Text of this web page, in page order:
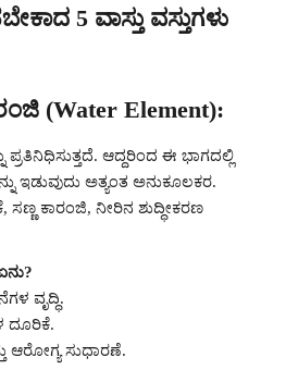
5 ವಾಸ್ತು ವಸ್ತುಗಳು
(Water Element):
ಪ್ರತಿನಿಧಿಸುತ್ತದೆ. ಆದ್ದರಿಂದ ಈ ಭಾಗದಲ್ಲಿ
ಇಡುವುದು ಅತ್ಯಂತ ಅನುಕೂಲಕರ.
ಕಾರಂಜಿ, ನೀರಿನ ಶುದ್ಧೀಕರಣ
ವೃದ್ಧಿ.
ದೂರಿಕೆ.
ಆರೋಗ್ಯ ಸುಧಾರಣೆ.